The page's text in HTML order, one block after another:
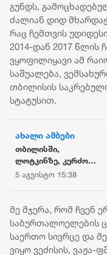
გუნდს,
ძალიან დიდ
რაც ჩემთვის
2014-დან 2017 წლის
ვყოფილიყავი ამ
საშუალება,
თბილისის
სტატუსით.
ახალი ამბები
თბილისში,
ლოტკინზე, კერძო
სახლში ხანძარი
5 აგვისტო 15:38
მე მჯერა, რომ ჩვენ
საბურთალოელების
საერთო სივრცე და
ვიყო ვეძისის, ვაჟა-